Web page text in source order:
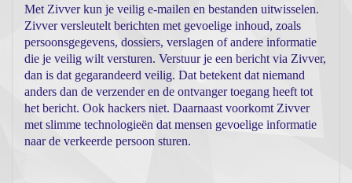
Met Zivver kun je veilig e-mailen en bestanden uitwisselen.
Zivver versleutelt berichten met gevoelige inhoud, zoals
persoonsgegevens, dossiers, verslagen of andere informatie
die je veilig wilt versturen. Verstuur je een bericht via Zivver,
dan is dat gegarandeerd veilig. Dat betekent dat niemand
anders dan de verzender en de ontvanger toegang heeft tot
het bericht. Ook hackers niet. Daarnaast voorkomt Zivver
met slimme technologieën dat mensen gevoelige informatie
naar de verkeerde persoon sturen.